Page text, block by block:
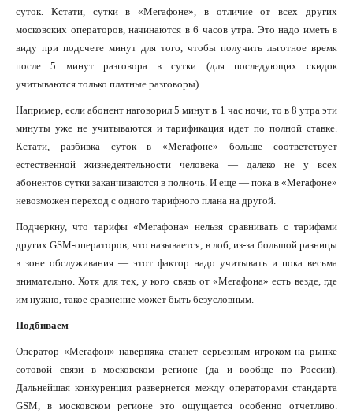
суток. Кстати, сутки в «Мегафоне», в отличие от всех других
московских операторов, начинаются в 6 часов утра. Это надо иметь в
виду при подсчете минут для того, чтобы получить льготное время
после 5 минут разговора в сутки (для последующих скидок
учитываются только платные разговоры).
Например, если абонент наговорил 5 минут в 1 час ночи, то в 8 утра эти
минуты уже не учитываются и тарификация идет по полной ставке.
Кстати, разбивка суток в «Мегафоне» больше соответствует
естественной жизнедеятельности человека — далеко не у всех
абонентов сутки заканчиваются в полночь. И еще — пока в «Мегафоне»
невозможен переход с одного тарифного плана на другой.
Подчеркну, что тарифы «Мегафона» нельзя сравнивать с тарифами
других GSM-операторов, что называется, в лоб, из-за большой разницы
в зоне обслуживания — этот фактор надо учитывать и пока весьма
внимательно. Хотя для тех, у кого связь от «Мегафона» есть везде, где
им нужно, такое сравнение может быть безусловным.
Подбиваем
Оператор «Мегафон» наверняка станет серьезным игроком на рынке
сотовой связи в московском регионе (да и вообще по России).
Дальнейшая конкуренция развернется между операторами стандарта
GSM, в московском регионе это ощущается особенно отчетливо.